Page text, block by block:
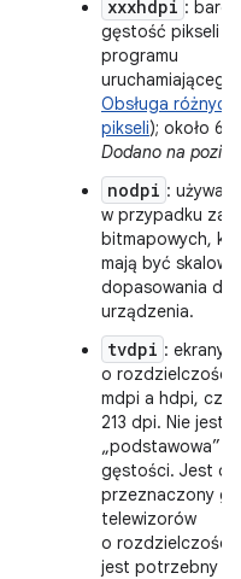
xxxhdpi :
gęstość pikseli
programu
Obsługa
pikseli); około
Dodano na
nodpi : używany
w przypadku
bitmapowych,
mają być
dopasowania do
urządzenia.
tvdpi : ekrany
o rozdzielczości
mdpi a hdpi, czyli
213 dpi. Nie jest
„podstawowa”
gęstości. Jest on
przeznaczony
telewizorów
o rozdzielczości
jest potrzebny